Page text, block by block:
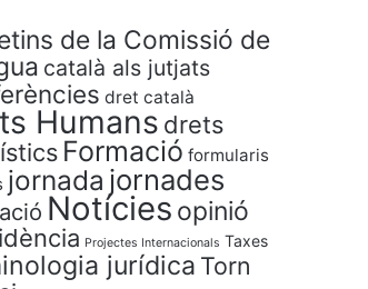
de la Comissió de
català als jutjats
dret català
Humans drets
Formació formularis
jornada jornades
Notícies opinió
Projectes Internacionals Taxes
jurídica Torn